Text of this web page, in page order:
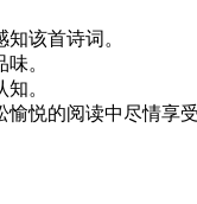
该首诗词。
。
。
悦的阅读中尽情享